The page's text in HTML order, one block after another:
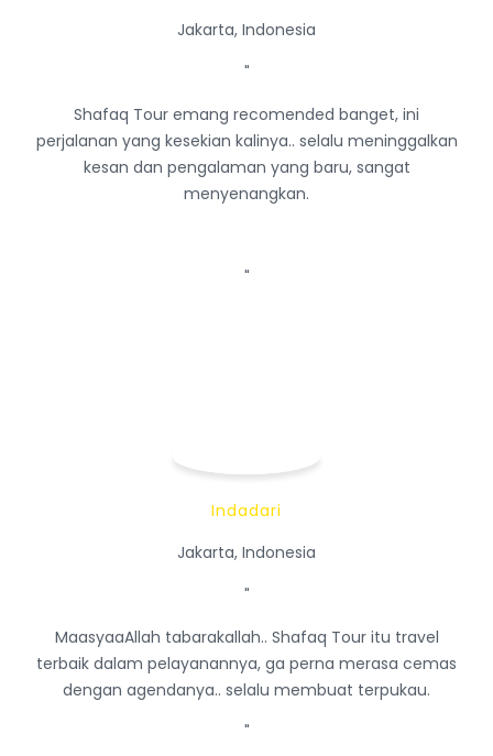
Jakarta, Indonesia
"
Shafaq Tour emang recomended banget, ini
perjalanan yang kesekian kalinya.. selalu meninggalkan
kesan dan pengalaman yang baru, sangat
menyenangkan.
"
Indadari
Jakarta, Indonesia
"
MaasyaaAllah tabarakallah.. Shafaq Tour itu travel
terbaik dalam pelayanannya, ga perna merasa cemas
dengan agendanya.. selalu membuat terpukau.
"